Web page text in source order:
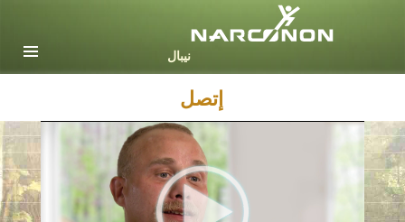
Czech
Turkish
جميع المناطق / اللغات
إتصل